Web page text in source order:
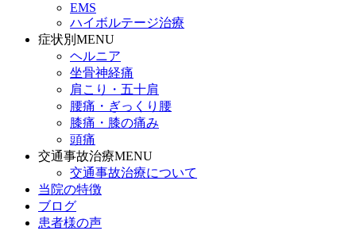
EMS
ハイボルテージ治療
症状別MENU
ヘルニア
坐骨神経痛
肩こり・五十肩
腰痛・ぎっくり腰
膝痛・膝の痛み
頭痛
交通事故治療MENU
交通事故治療について
当院の特徴
ブログ
患者様の声